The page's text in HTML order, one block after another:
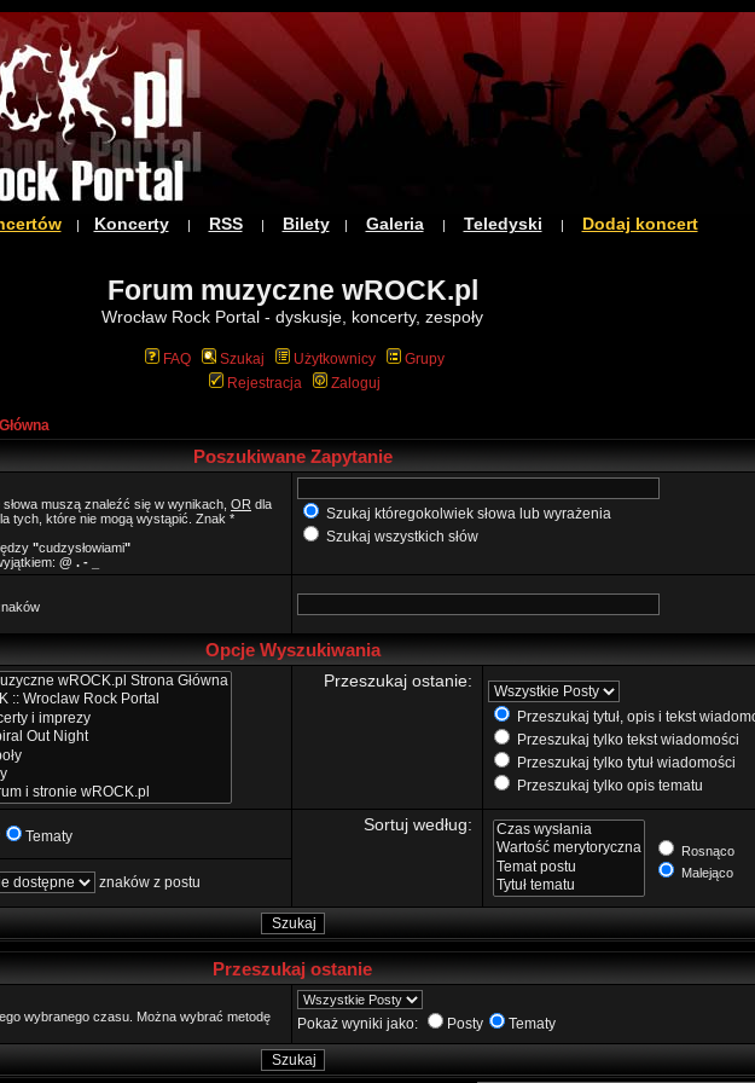
| Koncerty| RSS| Bilety| Galeria| Teledyski | Dodaj koncert
Forum muzyczne wROCK.pl
Wrocław Rock Portal - dyskusje, koncerty, zespoły
FAQ Szukaj Użytkownicy
Grupy
Rejestracja
Zaloguj
Poszukiwane Zapytanie
muszą znaleźć się w wynikach, OR dla
tych, które nie mogą wystąpić. Znak *
"cudzysłowiami"
@ . - _
Szukaj któregokolwiek słowa lub wyrażenia
Szukaj wszystkich słów
Opcje Wyszukiwania
Przeszukaj ostanie:
Przeszukaj tytuł, opis i tekst
Przeszukaj tylko tekst wiadomości
Przeszukaj tylko tytuł wiadomości
Przeszukaj tylko opis tematu
Tematy
Sortuj według:
Rosnąco
Malejąco
znaków z postu
Przeszukaj ostanie
wybranego czasu. Można wybrać metodę
Pokaż wyniki jako: Posty Tematy